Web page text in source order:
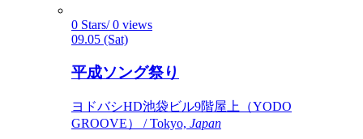
0 Stars/ 0 views
09.05 (Sat)
平成ソング祭り
ヨドバシHD池袋ビル9階屋上（YODO
GROOVE） / Tokyo, Japan